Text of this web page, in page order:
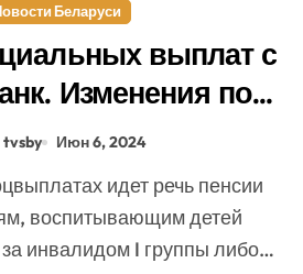
Беларуси
выплат с
Изменения по
с 1 июля
tvsby Июн 6, 2024
воспитывающим детей
инвалидом I группы либо…